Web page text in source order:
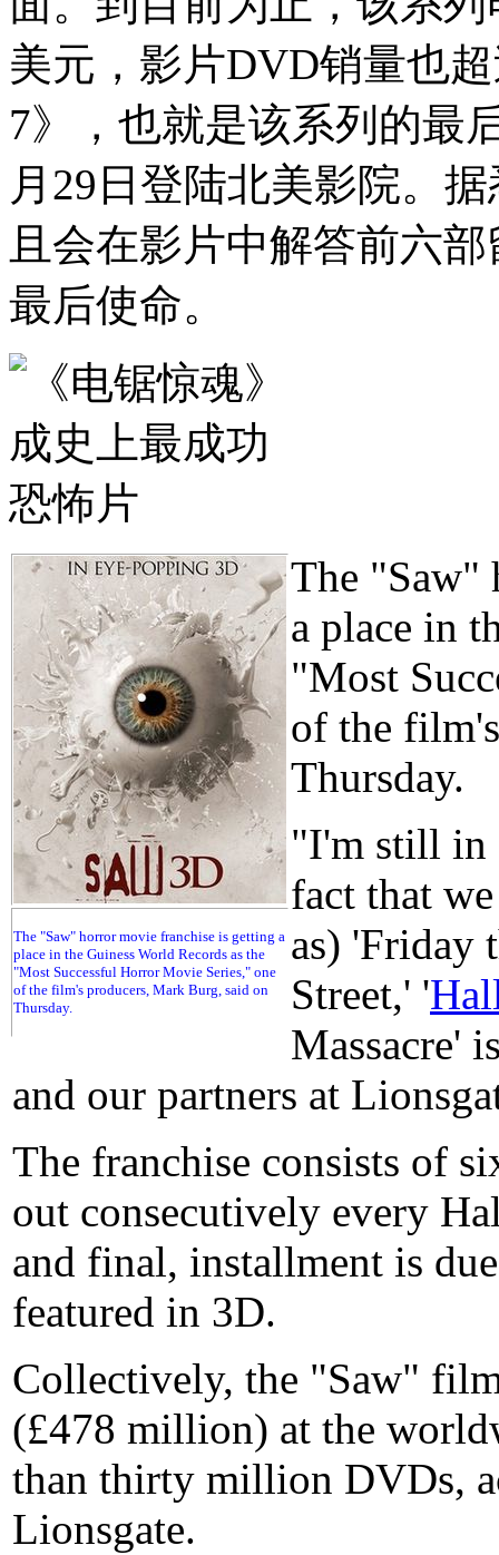
美元，影片DVD销量也
7》，也就是该系列的最
月29日登陆北美影院。
且会在影片中解答前六
最后使命。
The "Saw" horror movie franchise is getting a
place in the Guiness World Records as the
"Most Successful Horror Movie Series," one
of the film's producers, Mark Burg, said on
Thursday.
The "Saw"
a place in
"Most
of the
Thursday.
"I'm still in
fact that
as) 'Friday
Street,' '
Massacre'
and our partners at
The franchise consists of
out consecutively every
and final, installment is
featured in 3D.
Collectively, the "Saw"
(£478 million) at the
than thirty million DVDs,
Lionsgate.